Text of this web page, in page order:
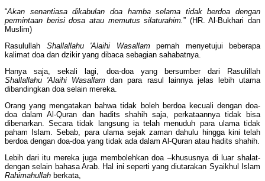
“Akan senantiasa dikabulan doa hamba selama tidak berdoa dengan
permintaan berisi dosa atau memutus silaturahim.” (HR. Al-Bukhari dan
Muslim)
Rasulullah Shallallahu 'Alaihi Wasallampernah menyetujui beberapa
kalimat doa dan dzikir yang dibaca sebagian sahabatnya.
Hanya saja, sekali lagi, doa-doa yang bersumber dari Rasulillah
Shallallahu 'Alaihi Wasallam dan para rasul lainnya jelas lebih utama
dibandingkan doa selain mereka.
Orang yang mengatakan bahwa tidak boleh berdoa kecuali dengan doa-
doa dalam Al-Quran dan hadits shahih saja, perkataannya tidak bisa
dibenarkan. Secara tidak langsung ia telah menuduh para ulama tidak
paham Islam. Sebab, para ulama sejak zaman dahulu hingga kini telah
berdoa dengan doa-doa yang tidak ada dalam Al-Quran atau hadits shahih.
Lebih dari itu mereka juga membolehkan doa –khususnya di luar shalat-
dengan selain bahasa Arab. Hal ini seperti yang diutarakan Syaikhul Islam
Rahimahullah berkata,